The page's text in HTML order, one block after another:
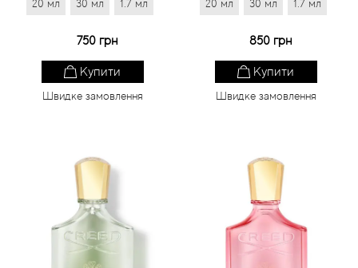
20 мл 30 мл 1.7 мл
750 грн
Купити
Швидке замовлення
20 мл 30 мл 1.7 мл
850 грн
Купити
Швидке замовлення